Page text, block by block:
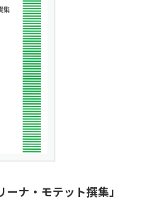
ナ・モテット撰集」